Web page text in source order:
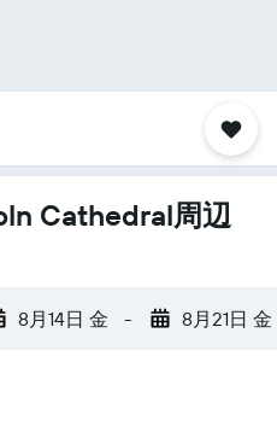
Cathedral周辺
8月14日 金 - 8月21日 金